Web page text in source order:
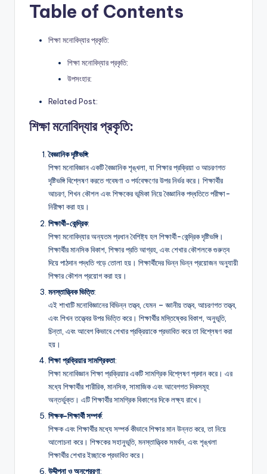
Table of Contents
শিক্ষা মনোবিদ্যার প্রকৃতি:
শিক্ষা মনোবিদ্যার প্রকৃতি:
উপসংহার:
Related Post:
শিক্ষা মনোবিদ্যার প্রকৃতি:
বৈজ্ঞানিক দৃষ্টিভঙ্গি:
শিক্ষা মনোবিজ্ঞান একটি বৈজ্ঞানিক শৃঙ্খলা, যা শিক্ষার প্রক্রিয়া ও আচরণগত
দৃষ্টিভঙ্গি বিশ্লেষণ করতে গবেষণা ও পর্যবেক্ষণের উপর নির্ভর করে। শিক্ষার্থীর
আচরণ, শিখন কৌশল এবং শিক্ষকের ভূমিকা নিয়ে বৈজ্ঞানিক পদ্ধতিতে পরীক্ষা-
নিরীক্ষা করা হয়।
শিক্ষার্থী-কেন্দ্রিক:
শিক্ষা মনোবিদ্যার অন্যতম প্রধান বৈশিষ্ট্য হল শিক্ষার্থী-কেন্দ্রিক দৃষ্টিভঙ্গি।
শিক্ষার্থীর মানসিক বিকাশ, শিক্ষার প্রতি আগ্রহ, এবং শেখার কৌশলকে গুরুত্ব
দিয়ে পাঠদান পদ্ধতি গড়ে তোলা হয়। শিক্ষার্থীদের ভিন্ন ভিন্ন প্রয়োজন অনুযায়ী
শিক্ষার কৌশল প্রয়োগ করা হয়।
মনস্তাত্ত্বিক ভিত্তি:
এই শাখাটি মনোবিজ্ঞানের বিভিন্ন তত্ত্ব, যেমন – জ্ঞানীয় তত্ত্ব, আচরণগত তত্ত্ব,
এবং শিখন তত্ত্বের উপর ভিত্তি করে। শিক্ষার্থীর মস্তিষ্কের বিকাশ, অনুভূতি,
চিন্তা, এবং আবেগ কিভাবে শেখার প্রক্রিয়াকে প্রভাবিত করে তা বিশ্লেষণ করা
হয়।
শিক্ষা প্রক্রিয়ার সামগ্রিকতা:
শিক্ষা মনোবিজ্ঞান শিক্ষা প্রক্রিয়ার একটি সামগ্রিক বিশ্লেষণ প্রদান করে। এর
মধ্যে শিক্ষার্থীর শারীরিক, মানসিক, সামাজিক এবং আবেগগত দিকসমূহ
অন্তর্ভুক্ত। এটি শিক্ষার্থীর সামগ্রিক বিকাশের দিকে লক্ষ্য রাখে।
শিক্ষক-শিক্ষার্থী সম্পর্ক:
শিক্ষক এবং শিক্ষার্থীর মধ্যে সম্পর্ক কীভাবে শিক্ষার মান উন্নত করে, তা নিয়ে
আলোচনা করে। শিক্ষকের সহানুভূতি, মনস্তাত্ত্বিক সমর্থন, এবং শৃঙ্খলা
শিক্ষার্থীর শেখার ইচ্ছাকে প্রভাবিত করে।
উদ্দীপনা ও অনুপ্রেরণা: